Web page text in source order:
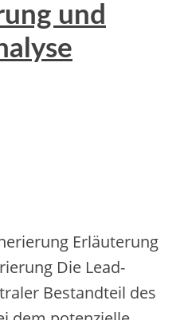
und
Erläuterung
Die Lead-
Bestandteil des